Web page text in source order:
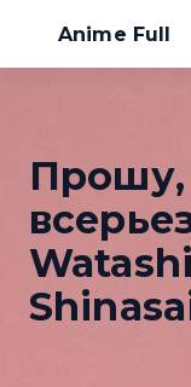
Anime Full
Хентай
О нас